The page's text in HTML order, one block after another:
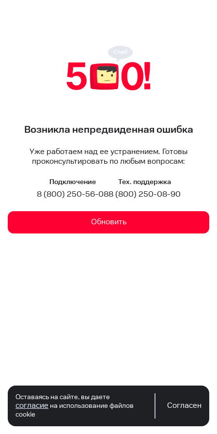
Возникла непредвиденная ошибка
Уже работаем над ее устранением. Готовы
проконсультировать по любым вопросам:
Подключение
8 (800) 250-56-08
Тех. поддержка
8 (800) 250-08-90
Обновить
Оставаясь на сайте, вы даете
согласие на использование файлов
cookie
Согласен